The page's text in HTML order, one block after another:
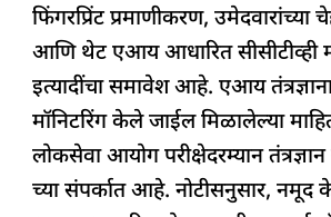
फिंगरप्रिंट प्रमाणीकरण,
आणि थेट एआय आधारित सीसीटीव्ही
इत्यादींचा समावेश आहे. एआय
मॉनिटरिंग केले जाईल मिळालेल्या
लोकसेवा आयोग परीक्षेदरम्यान
च्या संपर्कात आहे. नोटीसनुसार, नमूद